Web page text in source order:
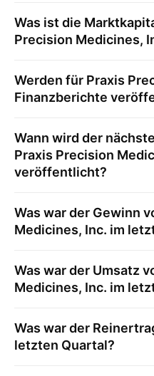
Was ist die
Precision Medicines,
Werden für Praxis
Finanzberichte
Wann wird der
Praxis Precision
veröffentlicht?
Was war der Gewinn
Medicines, Inc. im
Was war der Umsatz
Medicines, Inc. im
Was war der
letzten Quartal?